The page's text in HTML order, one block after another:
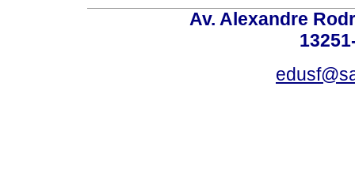
Av. Alexandre